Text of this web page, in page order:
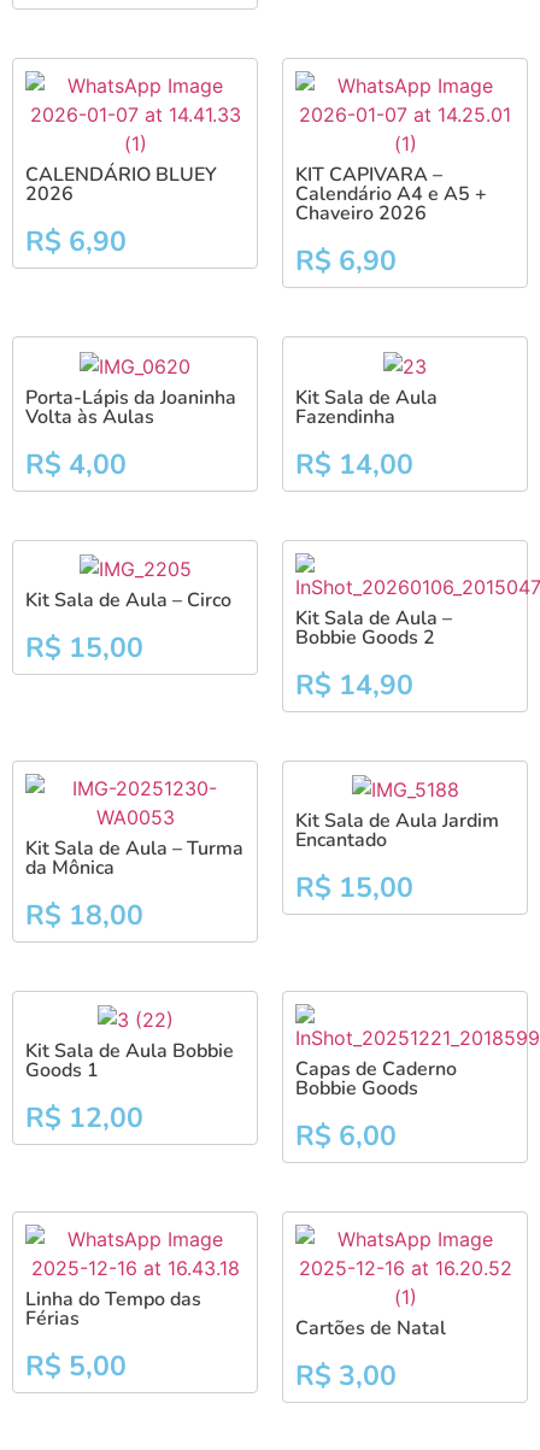
CALENDÁRIO BLUEY
2026
R$ 6,90
KIT CAPIVARA –
Calendário A4 e A5 +
Chaveiro 2026
R$ 6,90
Porta-Lápis da Joaninha
Volta às Aulas
R$ 4,00
Kit Sala de Aula
Fazendinha
R$ 14,00
Kit Sala de Aula – Circo
R$ 15,00
Kit Sala de Aula –
Bobbie Goods 2
R$ 14,90
Kit Sala de Aula – Turma
da Mônica
R$ 18,00
Kit Sala de Aula Jardim
Encantado
R$ 15,00
Kit Sala de Aula Bobbie
Goods 1
R$ 12,00
Capas de Caderno
Bobbie Goods
R$ 6,00
Linha do Tempo das
Férias
R$ 5,00
Cartões de Natal
R$ 3,00